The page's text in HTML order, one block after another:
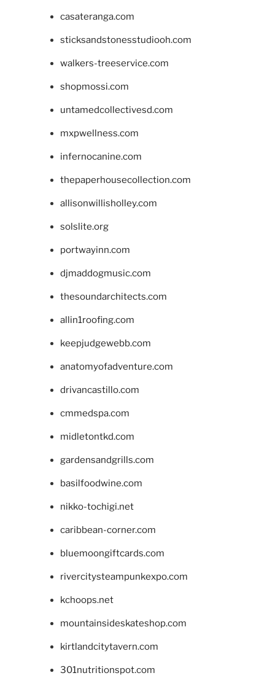
casateranga.com
sticksandstonesstudiooh.com
walkers-treeservice.com
shopmossi.com
untamedcollectivesd.com
mxpwellness.com
infernocanine.com
thepaperhousecollection.com
allisonwillisholley.com
solslite.org
portwayinn.com
djmaddogmusic.com
thesoundarchitects.com
allin1roofing.com
keepjudgewebb.com
anatomyofadventure.com
drivancastillo.com
cmmedspa.com
midletontkd.com
gardensandgrills.com
basilfoodwine.com
nikko-tochigi.net
caribbean-corner.com
bluemoongiftcards.com
rivercitysteampunkexpo.com
kchoops.net
mountainsideskateshop.com
kirtlandcitytavern.com
301nutritionspot.com